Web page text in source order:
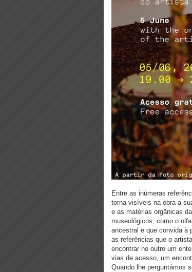
Entre as inúmeras
torna visíveis na obra a
e as matérias orgânicas
museológicos, como o
ancestral e que convida à
as referências que o
encontrar no outro um
vias de acesso, um
Quando lhe perguntámos